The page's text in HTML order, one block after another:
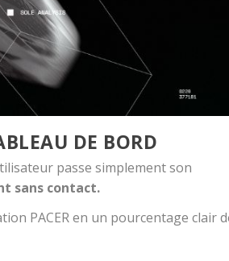
DE BORD
passe simplement son
sans contact.
PACERen un pourcentage clair